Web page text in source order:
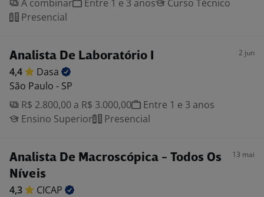
A combinar
Entre 1 e 3 anos
Curso Técnico
Presencial
Analista De Laboratório I 2 jun
4,4
Dasa
São Paulo - SP
R$ 2.800,00 a R$ 3.000,00
Entre 1 e 3 anos
Ensino Superior
Presencial
Analista De Macroscópica - Todos Os
Níveis
13 mai
4,3
CICAP